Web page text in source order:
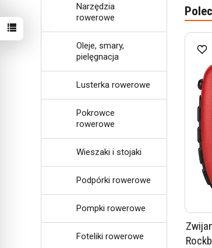
Narzędzia
rowerowe
Oleje, smary,
pielęgnacja
Lusterka rowerowe
Pokrowce
rowerowe
Wieszaki i stojaki
Podpórki rowerowe
Pompki rowerowe
Foteliki rowerowe